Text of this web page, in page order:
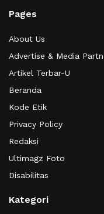
Pages
About Us
Advertise & Media
Artikel Terbar-U
Beranda
Kode Etik
Privacy Policy
Redaksi
Ultimagz Foto
Disabilitas
Kategori